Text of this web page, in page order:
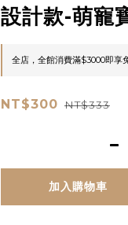
設計款-萌寵
全店，全館消費滿$3000即享
NT$300 NT$333
加入購物車